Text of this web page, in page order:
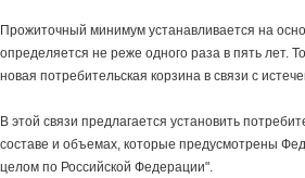
Прожиточный минимум устанавливается на
определяется не реже одного раза в пять лет.
новая потребительская корзина в связи с
В этой связи предлагается установить
составе и объемах, которые предусмотрены
целом по Российской Федерации".